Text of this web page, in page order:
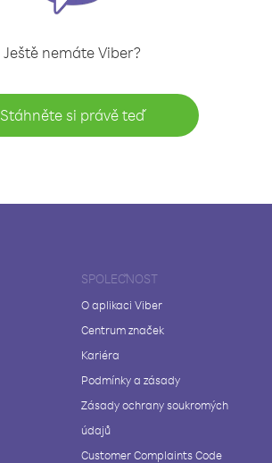
Ještě nemáte Viber?
Stáhněte si právě teď
SPOLEČNOST
O aplikaci Viber
Centrum značek
Kariéra
Podmínky a zásady
Zásady ochrany soukromých
údajů
Customer Complaints Code